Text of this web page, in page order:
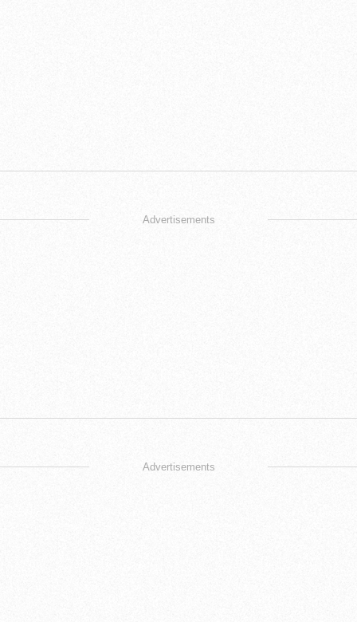
Advertisements
Advertisements